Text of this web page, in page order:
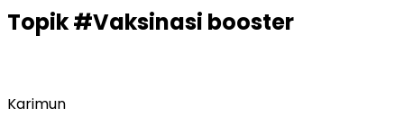
Topik#Vaksinasi booster
Karimun